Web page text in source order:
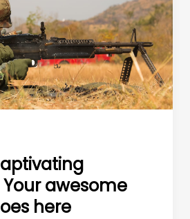
Your awesome
here